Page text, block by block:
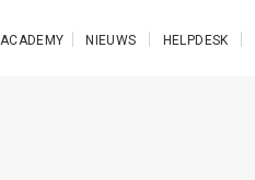
ACADEMY NIEUWS HELPDESK